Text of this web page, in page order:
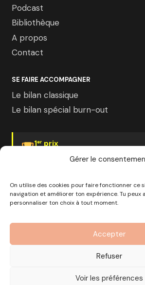
Gérer le
On utilise des cookies pour faire fonctionner ce
navigation et améliorer ton expérience. Tu peux
personnaliser ton choix à tout moment.
Accepter
Refuser
Voir les préférences
Podcast
Bibliothèque
A propos
Contact
SE FAIRE ACCOMPAGNER
Le bilan classique
Le bilan spécial burn-out
1er prix
capital de 1000€ · RCS
890 976 699 00037
OF n°93 13 18812 13 — Enregistré
région Provence-Alpes-Côte
Mentions LégalesPolitique de